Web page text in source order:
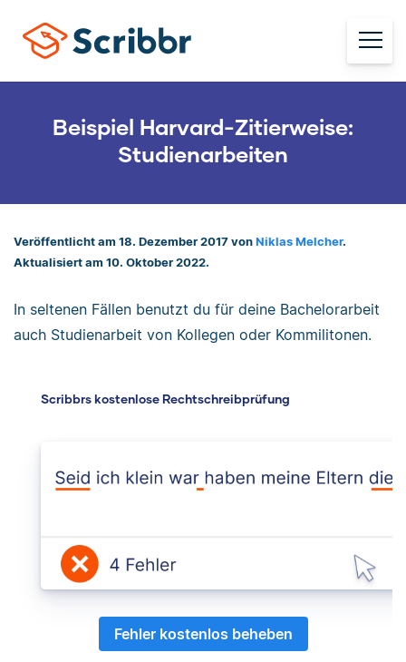
Beispiel Harvard-Zitierweise:
Studienarbeiten
Veröffentlicht am 18. Dezember 2017 von Niklas Melcher.
Aktualisiert am 10. Oktober 2022.
In seltenen Fällen benutzt du für deine Bachelorarbeit
auch Studienarbeit von Kollegen oder Kommilitonen.
Scribbrs kostenlose Rechtschreibprüfung
Fehler kostenlos beheben